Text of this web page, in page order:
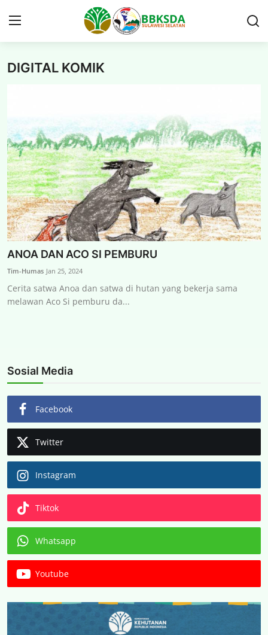
BERITA BALAI
PUBLIKASI
KAWASAN KONSERVASI
GAMES
PERIZINAN
Kontak
DIGITAL KOMIK
ANOA DAN ACO SI PEMBURU
Tim-Humas Jan 25, 2024
Cerita satwa Anoa dan satwa di hutan yang bekerja sama
melawan Aco Si pemburu da...
Sosial Media
Facebook
Twitter
Instagram
Tiktok
Whatsapp
Youtube